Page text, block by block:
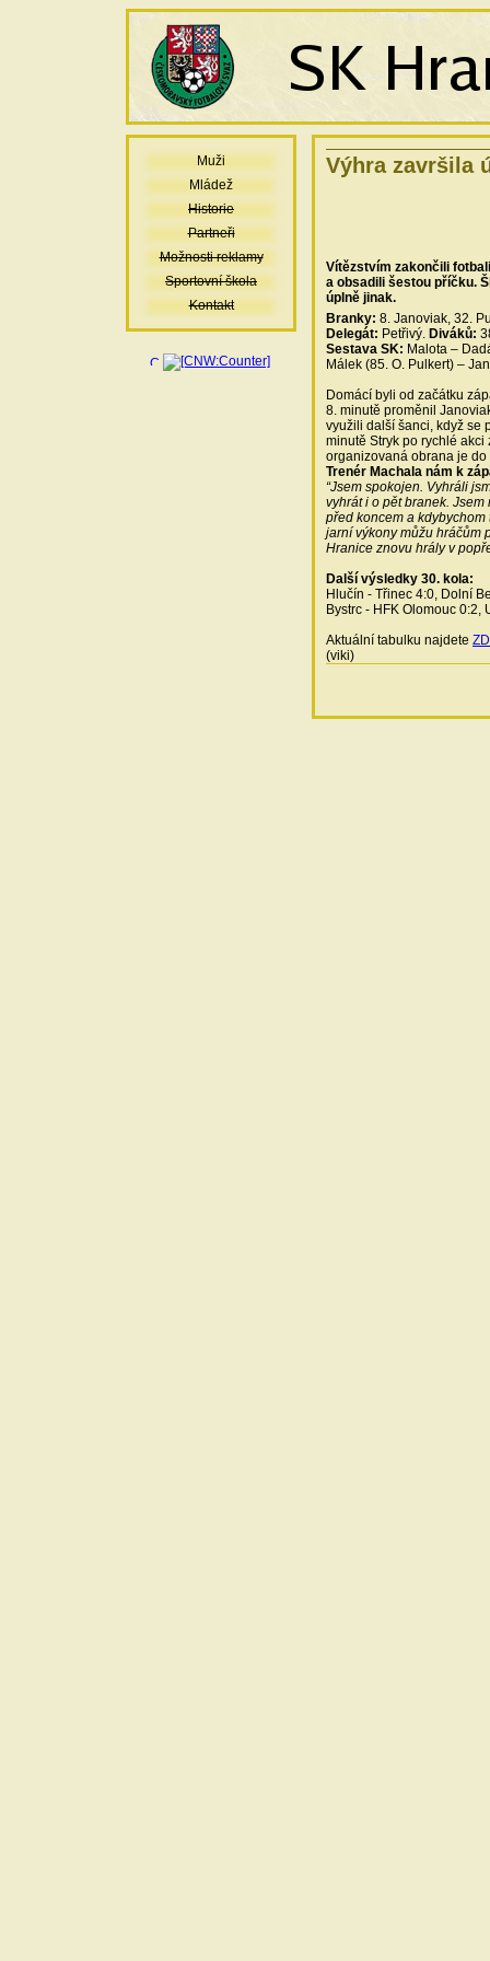
Muži
Mládež
Historie
Partneři
Možnosti reklamy
Sportovní škola
Kontakt
Výhra završila
Vítězstvím zakončili
a obsadili šestou příčku.
úplně jinak.
Branky: 8. Janoviak, 32.
Delegát: Petřivý. Diváků:
Sestava SK: Malota –
Málek (85. O. Pulkert) –
Domácí byli od začátku
8. minutě proměnil
využili další šanci, když se
minutě Stryk po rychlé
organizovaná obrana je
Trenér Machala nám k
“Jsem spokojen. Vyhráli
vyhrát i o pět branek.
před koncem a
jarní výkony můžu hráčům
Hranice znovu hrály v
Další výsledky 30. kola:
Hlučín - Třinec 4:0, Dolní
Bystrc - HFK Olomouc 0:2,
Aktuální tabulku najdete
(viki)